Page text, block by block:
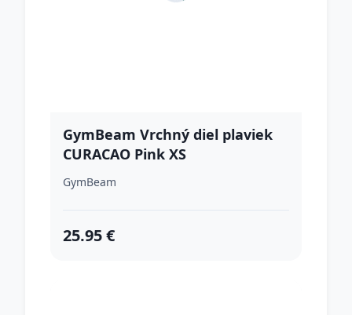
GymBeam Vrchný diel plaviek
CURACAO Pink XS
GymBeam
25.95 €